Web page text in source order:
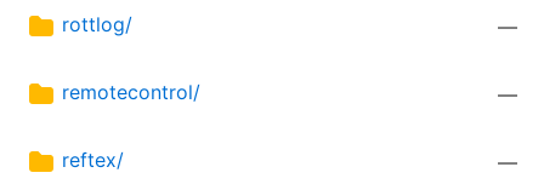
rottlog/ —
remotecontrol/ —
reftex/ —